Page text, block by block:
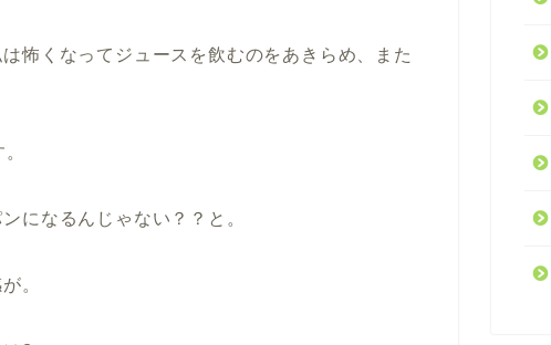
怖くなってジュースを飲むのをあきらめ、また
になるんじゃない？？と。
。